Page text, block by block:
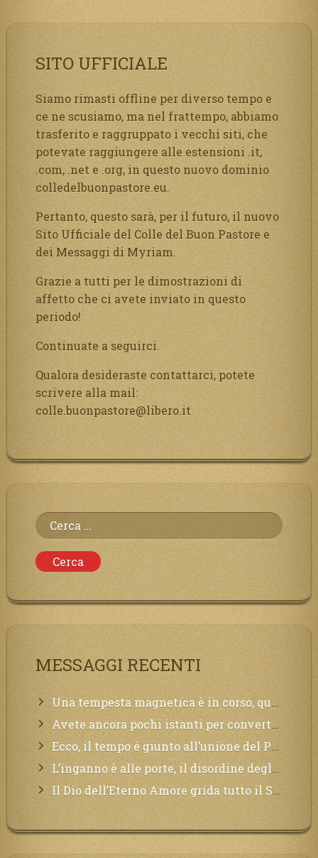
SITO UFFICIALE
Siamo rimasti offline per diverso tempo e
ce ne scusiamo, ma nel frattempo, abbiamo
trasferito e raggruppato i vecchi siti, che
potevate raggiungere alle estensioni .it,
.com, .net e .org, in questo nuovo dominio
colledelbuonpastore.eu.
Pertanto, questo sarà, per il futuro, il nuovo
Sito Ufficiale del Colle del Buon Pastore e
dei Messaggi di Myriam.
Grazie a tutti per le dimostrazioni di
affetto che ci avete inviato in questo
periodo!
Continuate a seguirci.
Qualora desideraste contattarci, potete
scrivere alla mail:
colle.buonpastore@libero.it
Ricerca
per:
MESSAGGI RECENTI
Una tempesta magnetica è in corso, questa generazione patirà. Il black out non tarderà ad arrivare e tutta la Terra sarà oscurata.
Avete ancora pochi istanti per convertirvi, non perdete tempo, la sciagura arriverà all’improvviso e per chi non si sarà preparato saranno dolori.
Ecco, il tempo è giunto all’unione del Padre con il figlio, non avete che da attendere pochissimo.
L’inganno è alle porte, il disordine degli ordinati urlerà perdono, ma sarà troppo tardi, il tradimento è stato grande!
Il Dio dell’Eterno Amore grida tutto il Suo bene per i Suoi,richiama a Sé i lontani, affinché si pentano e tornino a Lui: